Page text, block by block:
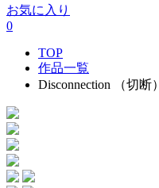
お気に入り
0
TOP
作品一覧
Disconnection （切断）